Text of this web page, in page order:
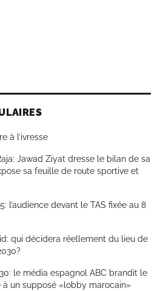
à l’ivresse
Jawad Ziyat dresse le bilan de sa
sa feuille de route sportive et
l’audience devant le TAS fixée au 8
qui décidera réellement du lieu de
le média espagnol ABC brandit le
à un supposé «lobby marocain»